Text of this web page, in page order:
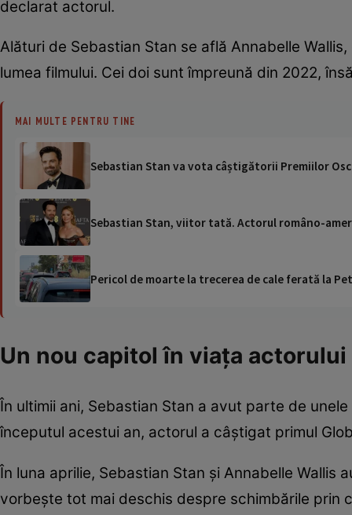
declarat actorul.
Alături de Sebastian Stan se află Annabelle
lumea filmului. Cei doi sunt împreună din 2022,
MAI MULTE PENTRU TINE
Sebastian Stan va vota câștigătorii Premiilor
Sebastian Stan, viitor tată. Actorul româno-
Pericol de moarte la trecerea de cale ferată la
Un nou capitol în viața actorului
În ultimii ani, Sebastian Stan a avut parte de
începutul acestui an, actorul a câștigat primul
În luna aprilie, Sebastian Stan și Annabelle
vorbește tot mai deschis despre schimbările prin